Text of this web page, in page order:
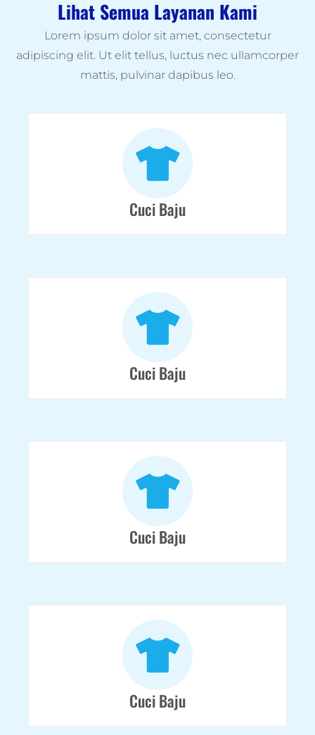
Lihat Semua Layanan Kami
Lorem ipsum dolor sit amet, consectetur
adipiscing elit. Ut elit tellus, luctus nec ullamcorper
mattis, pulvinar dapibus leo.
Cuci Baju
Cuci Baju
Cuci Baju
Cuci Baju